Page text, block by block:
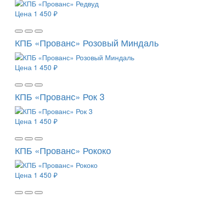
Цена 1 450 ₽
КПБ «Прованс» Розовый Миндаль
Цена 1 450 ₽
КПБ «Прованс» Рок 3
Цена 1 450 ₽
КПБ «Прованс» Рококо
Цена 1 450 ₽